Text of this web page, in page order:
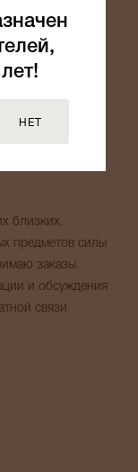
со своим
близких.
предметов силы
заказы.
и обсуждения
связи
НЕТ